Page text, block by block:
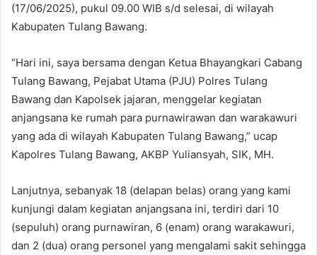
(17/06/2025), pukul 09.00 WIB s/d selesai, di wilayah
Kabupaten Tulang Bawang.
“Hari ini, saya bersama dengan Ketua Bhayangkari Cabang
Tulang Bawang, Pejabat Utama (PJU) Polres Tulang
Bawang dan Kapolsek jajaran, menggelar kegiatan
anjangsana ke rumah para purnawirawan dan warakawuri
yang ada di wilayah Kabupaten Tulang Bawang,” ucap
Kapolres Tulang Bawang, AKBP Yuliansyah, SIK, MH.
Lanjutnya, sebanyak 18 (delapan belas) orang yang kami
kunjungi dalam kegiatan anjangsana ini, terdiri dari 10
(sepuluh) orang purnawiran, 6 (enam) orang warakawuri,
dan 2 (dua) orang personel yang mengalami sakit sehingga